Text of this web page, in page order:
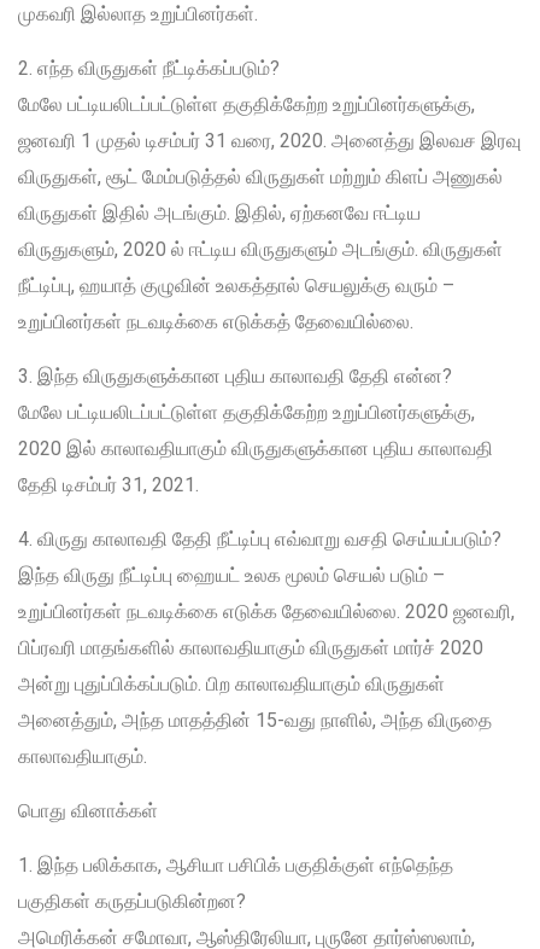
முகவரி இல்லாத உறுப்பினர்கள்.
2. எந்த விருதுகள் நீட்டிக்கப்படும்?
மேலே பட்டியலிடப்பட்டுள்ள தகுதிக்கேற்ற உறுப்பினர்களுக்கு,
ஜனவரி 1 முதல் டிசம்பர் 31 வரை, 2020. அனைத்து இலவச இரவு
விருதுகள், சூட் மேம்படுத்தல் விருதுகள் மற்றும் கிளப் அணுகல்
விருதுகள் இதில் அடங்கும். இதில், ஏற்கனவே ஈட்டிய
விருதுகளும், 2020 ல் ஈட்டிய விருதுகளும் அடங்கும். விருதுகள்
நீட்டிப்பு, ஹயாத் குழுவின் உலகத்தால் செயலுக்கு வரும் –
உறுப்பினர்கள் நடவடிக்கை எடுக்கத் தேவையில்லை.
3. இந்த விருதுகளுக்கான புதிய காலாவதி தேதி என்ன?
மேலே பட்டியலிடப்பட்டுள்ள தகுதிக்கேற்ற உறுப்பினர்களுக்கு,
2020 இல் காலாவதியாகும் விருதுகளுக்கான புதிய காலாவதி
தேதி டிசம்பர் 31, 2021.
4. விருது காலாவதி தேதி நீட்டிப்பு எவ்வாறு வசதி செய்யப்படும்?
இந்த விருது நீட்டிப்பு ஹையட் உலக மூலம் செயல் படும் –
உறுப்பினர்கள் நடவடிக்கை எடுக்க தேவையில்லை. 2020 ஜனவரி,
பிப்ரவரி மாதங்களில் காலாவதியாகும் விருதுகள் மார்ச் 2020
அன்று புதுப்பிக்கப்படும். பிற காலாவதியாகும் விருதுகள்
அனைத்தும், அந்த மாதத்தின் 15-வது நாளில், அந்த விருதை
காலாவதியாகும்.
பொது வினாக்கள்
1. இந்த பலிக்காக, ஆசியா பசிபிக் பகுதிக்குள் எந்தெந்த
பகுதிகள் கருதப்படுகின்றன?
அமெரிக்கன் சமோவா, ஆஸ்திரேலியா, புருனே தார்ஸ்ஸலாம்,